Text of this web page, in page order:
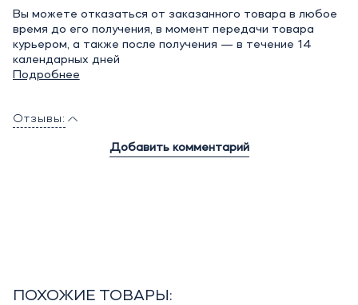
Вы можете отказаться от заказанного товара в любое
время до его получения, в момент передачи товара
курьером, а также после получения — в течение 14
календарных дней
Подробнее
Отзывы:
Добавить комментарий
ПОХОЖИЕ ТОВАРЫ: